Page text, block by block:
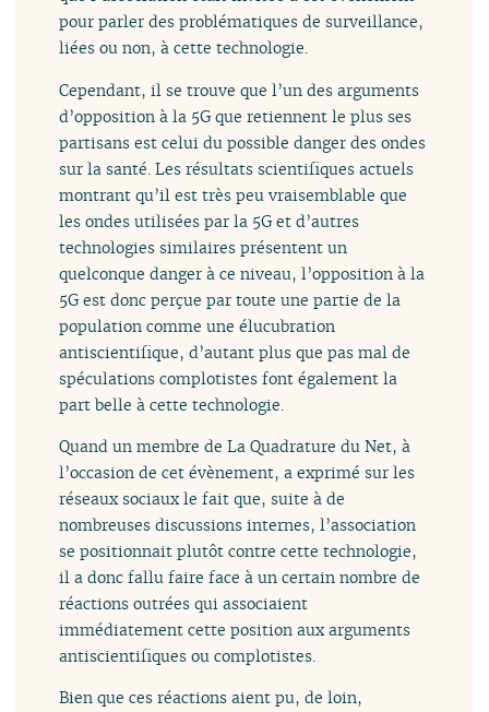
pour parler des problématiques de surveillance,
liées ou non, à cette technologie.
Cependant, il se trouve que l’un des arguments
d’opposition à la 5G que retiennent le plus ses
partisans est celui du possible danger des ondes
sur la santé. Les résultats scientifiques actuels
montrant qu’il est très peu vraisemblable que
les ondes utilisées par la 5G et d’autres
technologies similaires présentent un
quelconque danger à ce niveau, l’opposition à la
5G est donc perçue par toute une partie de la
population comme une élucubration
antiscientifique, d’autant plus que pas mal de
spéculations complotistes font également la
part belle à cette technologie.
Quand un membre de La Quadrature du Net, à
l’occasion de cet évènement, a exprimé sur les
réseaux sociaux le fait que, suite à de
nombreuses discussions internes, l’association
se positionnait plutôt contre cette technologie,
il a donc fallu faire face à un certain nombre de
réactions outrées qui associaient
immédiatement cette position aux arguments
antiscientifiques ou complotistes.
Bien que ces réactions aient pu, de loin,